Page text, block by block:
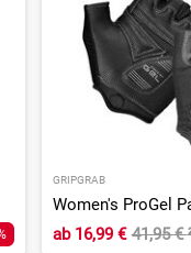
GRIPGRAB
ab16,99 € 41,95 €